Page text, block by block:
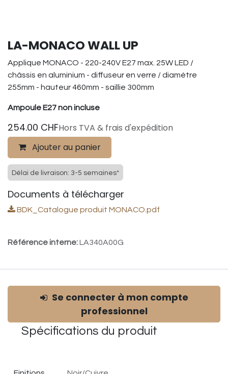
LA-MONACO WALL UP
Applique MONACO - 220-240V E27 max. 25W LED /
châssis en aluminium - diffuseur en verre / diamètre
255mm - hauteur 460mm - saillie 300mm
Ampoule E27 non incluse
254.00 CHFHors TVA & frais d'expédition
Ajouter au panier
Délai de livraison: 3-5 semaines*
Documents à télécharger
BDK_Catalogue produit MONACO.pdf
Référence interne:LA340A00G
Se connecter à mon compte
professionnel
Spécifications du produit